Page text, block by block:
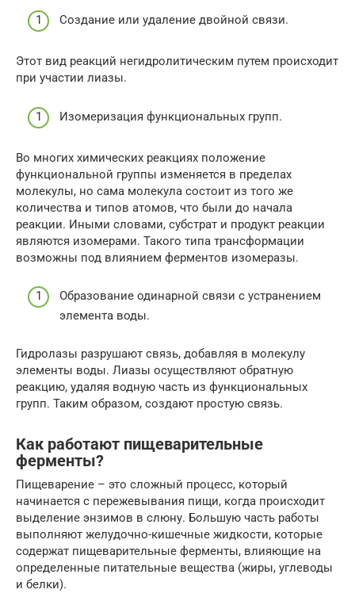
Создание или удаление двойной связи.
Этот вид реакций негидролитическим путем происходит
при участии лиазы.
Изомеризация функциональных групп.
Во многих химических реакциях положение
функциональной группы изменяется в пределах
молекулы, но сама молекула состоит из того же
количества и типов атомов, что были до начала
реакции. Иными словами, субстрат и продукт реакции
являются изомерами. Такого типа трансформации
возможны под влиянием ферментов изомеразы.
Образование одинарной связи с устранением
элемента воды.
Гидролазы разрушают связь, добавляя в молекулу
элементы воды. Лиазы осуществляют обратную
реакцию, удаляя водную часть из функциональных
групп. Таким образом, создают простую связь.
Как работают пищеварительные
ферменты?
Пищеварение – это сложный процесс, который
начинается с пережевывания пищи, когда происходит
выделение энзимов в слюну. Большую часть работы
выполняют желудочно-кишечные жидкости, которые
содержат пищеварительные ферменты, влияющие на
определенные питательные вещества (жиры, углеводы
и белки).